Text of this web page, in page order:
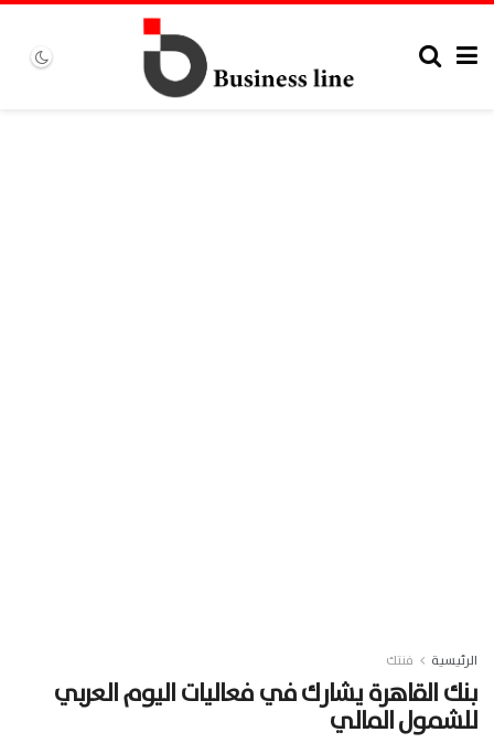
الرئيسية فنتك
بنك القاهرة يشارك في فعاليات اليوم العربي
للشمول المالي